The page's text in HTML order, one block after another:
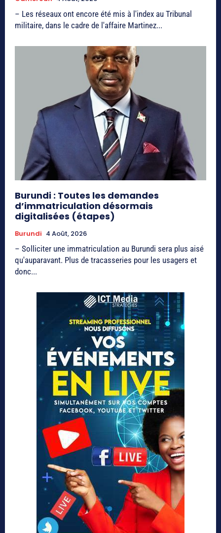
– Les réseaux ont encore été mis à l'index au Tribunal
militaire, dans le cadre de l'affaire Martinez...
Burundi : Toutes les demandes
d’immatriculation désormais
digitalisées (étapes)
Burundi 4 Août, 2026
– Solliciter une immatriculation au Burundi sera plus aisé
qu'auparavant. Plus de tracasseries pour les usagers et
donc...